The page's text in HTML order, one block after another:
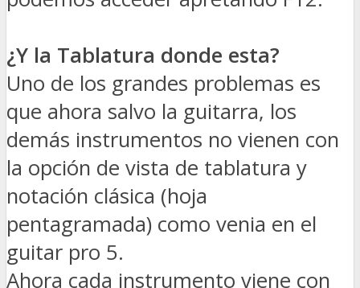
¿Y la Tablatura donde esta?
Uno de los grandes problemas es
que ahora salvo la guitarra, los
demás instrumentos no vienen con
la opción de vista de tablatura y
notación clásica (hoja
pentagramada) como venia en el
guitar pro 5.
Ahora cada instrumento viene con